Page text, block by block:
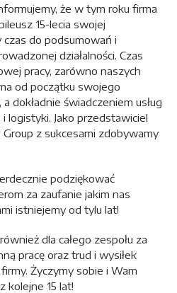
że w tym roku firma
15-lecia swojej
czas do podsumowań i
działalności. Czas
pracy, zarówno naszych
od początku swojego
dokładnie świadczeniem usług
logistyki. Jako przedstawiciel
z sukcesami zdobywamy
podziękować
za zaufanie jakim nas
istniejemy od tylu lat!
dla całego zespołu za
pracę oraz trud i wysiłek
Życzymy sobie i Wam
kolejne 15 lat!